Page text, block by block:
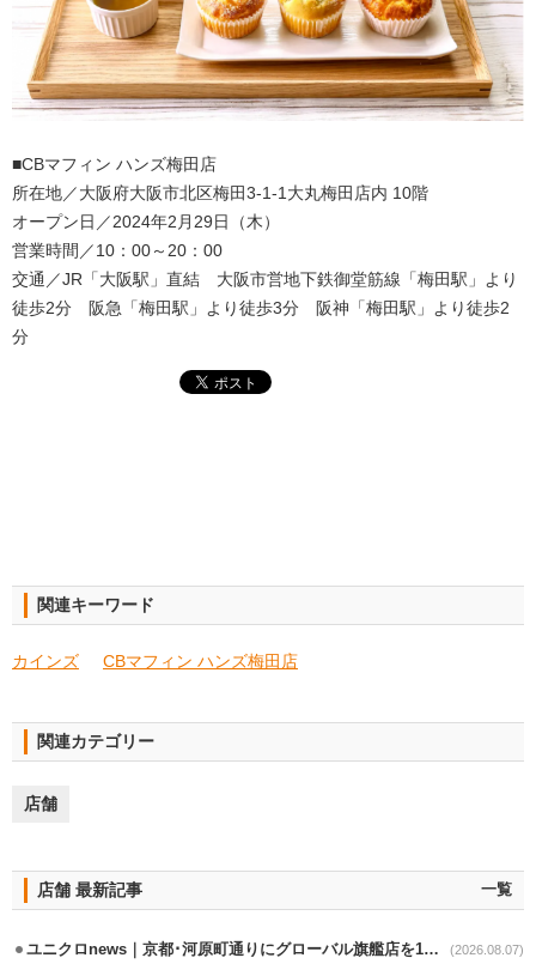
■CBマフィン ハンズ梅田店
所在地／大阪府大阪市北区梅田3-1-1大丸梅田店内 10階
オープン日／2024年2月29日（木）
営業時間／10：00～20：00
交通／JR「大阪駅」直結 大阪市営地下鉄御堂筋線「梅田駅」より
徒歩2分 阪急「梅田駅」より徒歩3分 阪神「梅田駅」より徒歩2
分
関連キーワード
カインズ CBマフィン ハンズ梅田店
関連カテゴリー
店舗
店舗 最新記事 一覧
ユニクロnews｜京都･河原町通りにグローバル旗艦店を11/6開設 (2026.08.07)